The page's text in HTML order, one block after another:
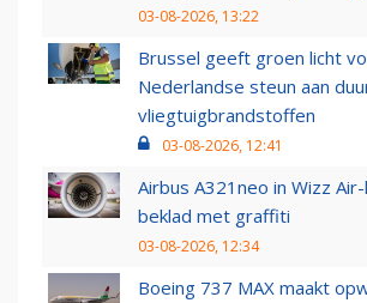
03-08-2026, 13:22
Brussel geeft groen licht
Nederlandse steun aan
vliegtuigbrandstoffen
03-08-2026, 12:41
Airbus A321neo in Wizz
beklad met graffiti
03-08-2026, 12:34
Boeing 737 MAX maakt